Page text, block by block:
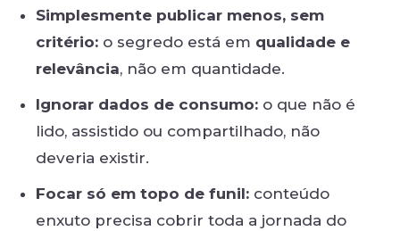
Simplesmente publicar menos, sem
critério: o segredo está em qualidade e
relevância, não em quantidade.
Ignorar dados de consumo: o que não é
lido, assistido ou compartilhado, não
deveria existir.
Focar só em topo de funil: conteúdo
enxuto precisa cobrir toda a jornada do